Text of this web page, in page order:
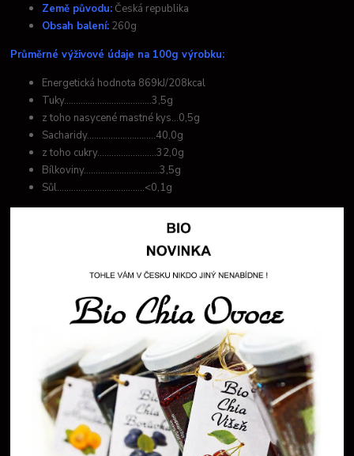
Země původu: Česká republika
Obsah balení: 260g
Průměrné výživové údaje na 100g výrobku:
Energetická hodnota 869kJ/208kcal
Tuky.....................................3,5g
z toho nasycené mastné kys...0,5g
Sacharidy.............................40,0g
z toho cukry.........................32,0g
Bílkoviny................................3,5g
Sůl.....................................<0,1g